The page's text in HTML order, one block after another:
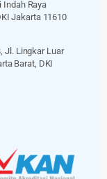
Indah Raya
Jakarta 11610
Jl. Lingkar Luar
Barat, DKI